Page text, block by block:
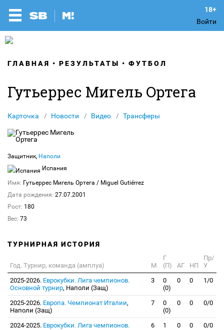
Войти
ГЛАВНАЯ РЕЗУЛЬТАТЫ ФУТБОЛ
Гутьеррес Мигель Ортега
Карточка Новости Видео Трансферы
Защитник, Наполи
Испания
Имя: Гутьеррес Мигель Ортега / Miguel Gutiérrez
Дата рождения: 27.07.2001
Рост: 180
Вес: 73
ТУРНИРНАЯ ИСТОРИЯ
Год. Турнир, команда (амплуа) М
Г
(П)
АГ НП
Пр/
У
2025-2026. Еврокубки. Лига чемпионов.
Основной турнир, Наполи (Защ)
3
0
(0)
0 0 1/0
2025-2026. Европа. Чемпионат Италии,
Наполи (Защ)
7
0
(0)
0 0 0/0
2024-2025. Еврокубки. Лига чемпионов.
6
1
0 0 0/0